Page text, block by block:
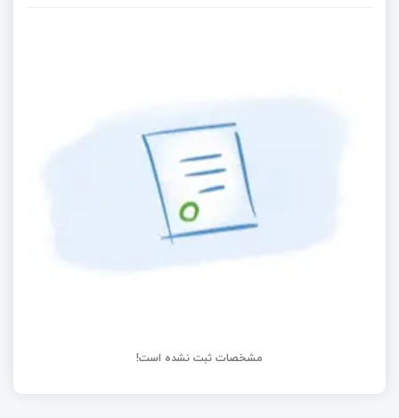
مشخصات ثبت نشده است!